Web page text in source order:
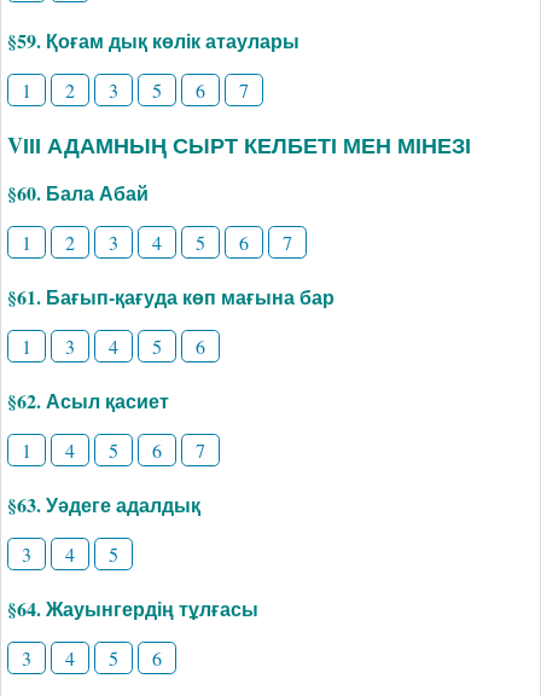
§59. Қоғам дық көлік атаулары
1 2 3 5 6 7
VІІІ АДАМНЫҢ СЫРТ КЕЛБЕТІ МЕН МІНЕЗІ
§60. Бала Абай
1 2 3 4 5 6 7
§61. Бағып-қағуда көп мағына бар
1 3 4 5 6
§62. Асыл қасиет
1 4 5 6 7
§63. Уәдеге адалдық
3 4 5
§64. Жауынгердің тұлғасы
3 4 5 6